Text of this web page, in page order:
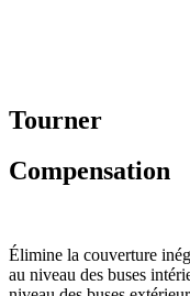
Tourner
Compensation
Élimine la couverture
au niveau des buses